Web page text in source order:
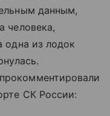
данным,
человека,
одна из лодок
СК России: